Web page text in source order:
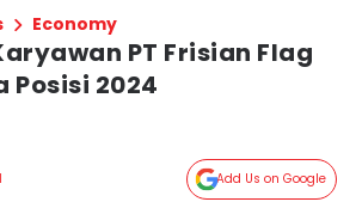
Economy
PT Frisian Flag
Posisi 2024
Add Us on Google